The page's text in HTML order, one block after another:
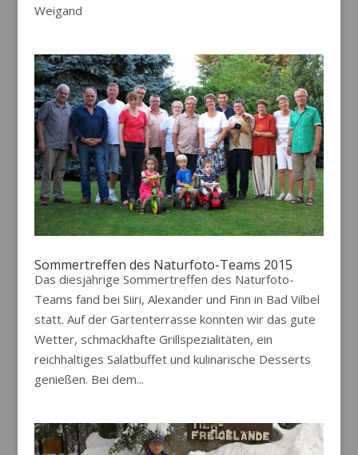
Weigand
Sommertreffen des Naturfoto-Teams 2015
Das diesjährige Sommertreffen des Naturfoto-
Teams fand bei Siiri, Alexander und Finn in Bad Vilbel
statt. Auf der Gartenterrasse konnten wir das gute
Wetter, schmackhafte Grillspezialitäten, ein
reichhaltiges Salatbuffet und kulinarische Desserts
genießen. Bei dem...